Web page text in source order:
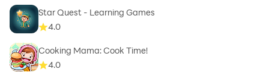
Star Quest - Learning Games
4.0
Cooking Mama: Cook Time!
4.0